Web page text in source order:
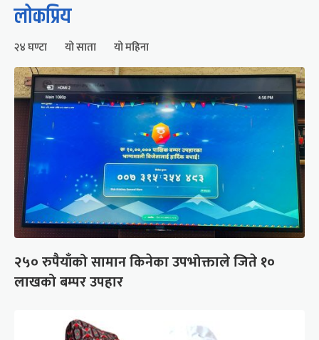
लोकप्रिय
२४ घण्टा यो साता यो महिना
२५० रुपैयाँको सामान किनेका उपभोक्ताले जिते १०
लाखको बम्पर उपहार